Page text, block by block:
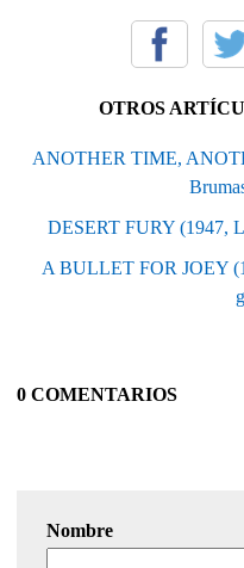
OTROS
ANOTHER TIME,
DESERT FURY (1947,
A BULLET FOR JOEY
0 COMENTARIOS
Nombre